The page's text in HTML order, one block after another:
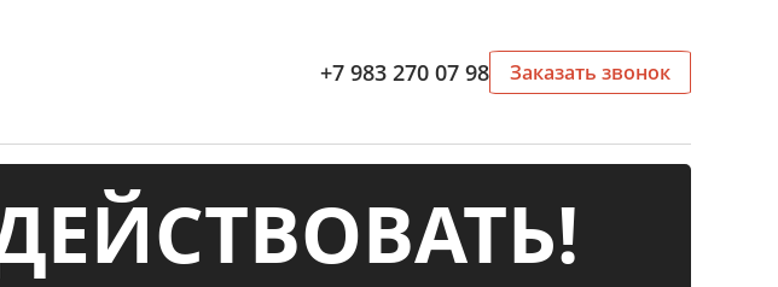
+7 983 270 07 98 Заказать звонок